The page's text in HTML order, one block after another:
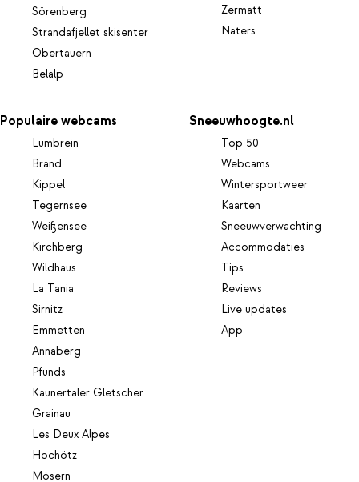
Sörenberg
Strandafjellet skisenter
Obertauern
Belalp
Zermatt
Naters
Populaire webcams
Lumbrein
Brand
Kippel
Tegernsee
Weißensee
Kirchberg
Wildhaus
La Tania
Sirnitz
Emmetten
Annaberg
Pfunds
Kaunertaler Gletscher
Grainau
Les Deux Alpes
Hochötz
Mösern
Sneeuwhoogte.nl
Top 50
Webcams
Wintersportweer
Kaarten
Sneeuwverwachting
Accommodaties
Tips
Reviews
Live updates
App